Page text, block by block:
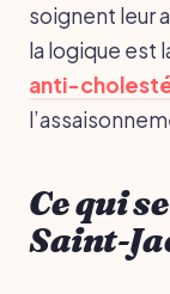
soignent leur
la logique est
anti-
Ce qui
Saint-